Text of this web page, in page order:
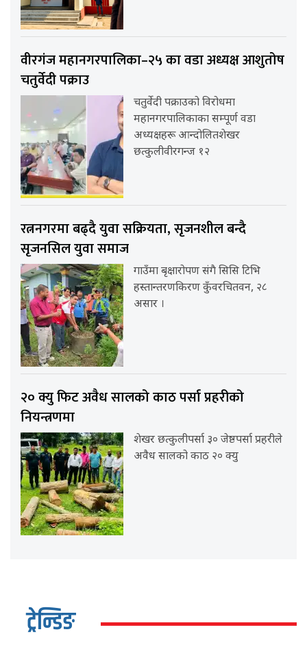
वीरगंज महानगरपालिका–२५ का वडा अध्यक्ष आशुतोष
चतुर्वेदी पक्राउ
चतुर्वेदी पक्राउको विरोधमा
महानगरपालिकाका सम्पूर्ण वडा
अध्यक्षहरू आन्दोलितशेखर
छत्कुलीवीरगन्ज १२
रत्ननगरमा बढ्दै युवा सक्रियता, सृजनशील बन्दै
सृजनसिल युवा समाज
गाउँमा बृक्षारोपण संगै सिसि टिभि
हस्तान्तरणकिरण कुँवरचितवन, २८
असार ।
२० क्यु फिट अवैध सालको काठ पर्सा प्रहरीको
नियन्त्रणमा
शेखर छत्कुलीपर्सा ३० जेष्ठपर्सा प्रहरीले
अवैध सालको काठ २० क्यु
ट्रेन्डिङ